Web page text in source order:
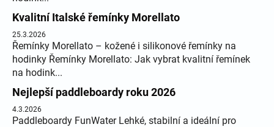
Kvalitní Italské řemínky Morellato
25.3.2026
Řemínky Morellato – kožené i silikonové řemínky na
hodinky Řemínky Morellato: Jak vybrat kvalitní řemínek
na hodink...
Nejlepší paddleboardy roku 2026
4.3.2026
Paddleboardy FunWater Lehké, stabilní a ideální pro